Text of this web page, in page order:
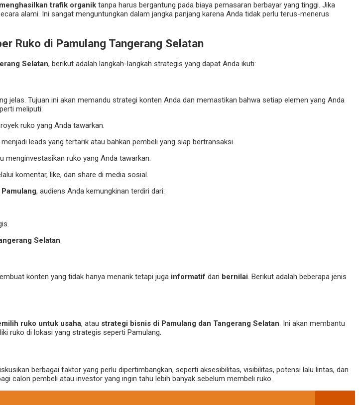
menghasilkan trafik organik tanpa harus bergantung pada biaya pemasaran berbayar yang tinggi. Jika
alami. Ini sangat menguntungkan dalam jangka panjang karena Anda tidak perlu terus-menerus
Ruko di Pamulang Tangerang Selatan
Selatan, berikut adalah langkah-langkah strategis yang dapat Anda ikuti:
jelas. Tujuan ini akan memandu strategi konten Anda dan memastikan bahwa setiap elemen yang Anda
meliputi:
ruko yang Anda tawarkan.
leads yang tertarik atau bahkan pembeli yang siap bertransaksi.
ruko yang Anda tawarkan.
komentar, like, dan share di media sosial.
, audiens Anda kemungkinan terdiri dari:
Selatan
konten yang tidak hanya menarik tetapi juga informatif dan bernilai. Berikut adalah beberapa jenis
ruko untuk usaha, atau strategi bisnis di Pamulang dan Tangerang Selatan . Ini akan membantu
ruko di lokasi yang strategis seperti Pamulang.
berbagai faktor yang perlu dipertimbangkan, seperti aksesibilitas, visibilitas, potensi lalu lintas, dan
calon pembeli atau investor yang ingin tahu lebih banyak sebelum membeli ruko.